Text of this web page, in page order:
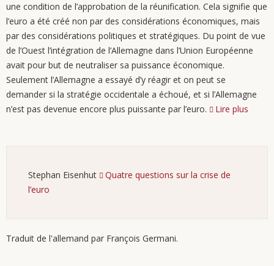
une condition de l’approbation de la réunification. Cela signifie que
l’euro a été créé non par des considérations économiques, mais
par des considérations politiques et stratégiques. Du point de vue
de l’Ouest l’intégration de l’Allemagne dans l’Union Européenne
avait pour but de neutraliser sa puissance économique.
Seulement l’Allemagne a essayé d’y réagir et on peut se
demander si la stratégie occidentale a échoué, et si l’Allemagne
n’est pas devenue encore plus puissante par l’euro.
Lire plus
Stephan Eisenhut
Quatre questions sur la crise de
l’euro
Traduit de l'allemand par François Germani.